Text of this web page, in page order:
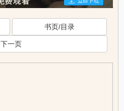
书页/目录
下一页